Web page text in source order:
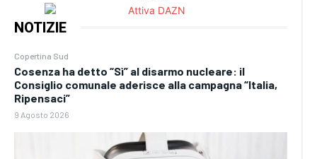
NOTIZIE
Copertina Sud
Cosenza ha detto “Sì” al disarmo nucleare: il
Consiglio comunale aderisce alla campagna “Italia,
Ripensaci”
9 Agosto 2026